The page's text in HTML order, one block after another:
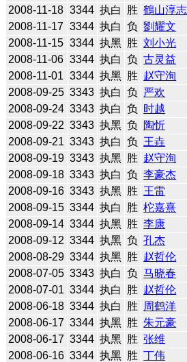
2008-11-18 3344 执白 胜 鶴山淳志
2008-11-17 3344 执白 负 劉耀文
2008-11-15 3344 执黑 胜 刘小光
2008-11-06 3344 执白 负 古灵益
2008-11-01 3344 执黑 胜 赵守洵
2008-09-25 3343 执白 负 严欢
2008-09-24 3343 执白 负 时越
2008-09-22 3343 执黑 负 陶忻
2008-09-21 3343 执白 负 王垚
2008-09-19 3343 执黑 胜 赵守洵
2008-09-18 3343 执白 负 李豪杰
2008-09-16 3343 执黑 胜 王雷
2008-09-15 3344 执白 胜 柁嘉熹
2008-09-14 3344 执黑 胜 李康
2008-09-12 3344 执黑 负 孔杰
2008-08-29 3344 执黑 胜 赵哲伦
2008-07-05 3343 执白 负 马晓春
2008-07-01 3344 执白 胜 赵哲伦
2008-06-18 3344 执白 胜 周鹤洋
2008-06-17 3344 执黑 胜 朱元豪
2008-06-17 3344 执黑 胜 张维
2008-06-16 3344 执黑 胜 丁伟